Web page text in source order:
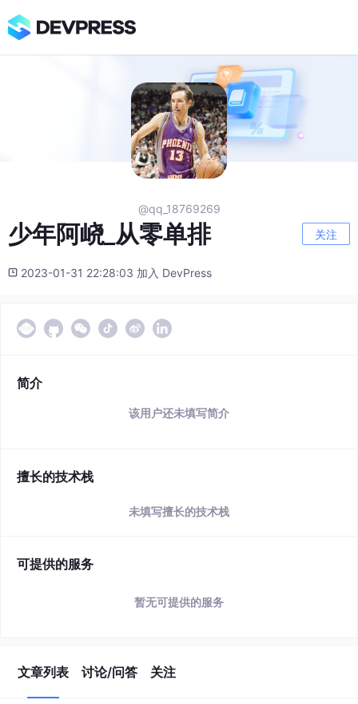
@qq_18769269
少年阿峣_从零单排 关注
2023-01-31 22:28:03 加入 DevPress
简介
该用户还未填写简介
擅长的技术栈
未填写擅长的技术栈
可提供的服务
暂无可提供的服务
文章列表 讨论/问答 关注